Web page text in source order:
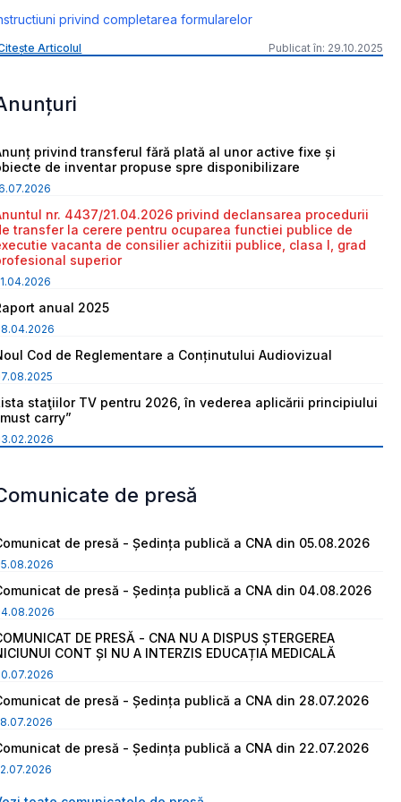
privind completarea formularelor
Articolul Publicat în: 29.10.2025
privind transferul fără plată al unor active fixe și
de inventar propuse spre disponibilizare
nr. 4437/21.04.2026 privind declansarea procedurii
transfer la cerere pentru ocuparea functiei publice de
vacanta de consilier achizitii publice, clasa I, grad
superior
anual 2025
Cod de Reglementare a Conținutului Audiovizual
staţiilor TV pentru 2026, în vederea aplicării principiului
carry”
de presă
de presă - Ședința publică a CNA din 05.08.2026
de presă - Ședința publică a CNA din 04.08.2026
DE PRESĂ - CNA NU A DISPUS ȘTERGEREA
CONT ȘI NU A INTERZIS EDUCAȚIA MEDICALĂ
de presă - Ședința publică a CNA din 28.07.2026
de presă - Ședința publică a CNA din 22.07.2026